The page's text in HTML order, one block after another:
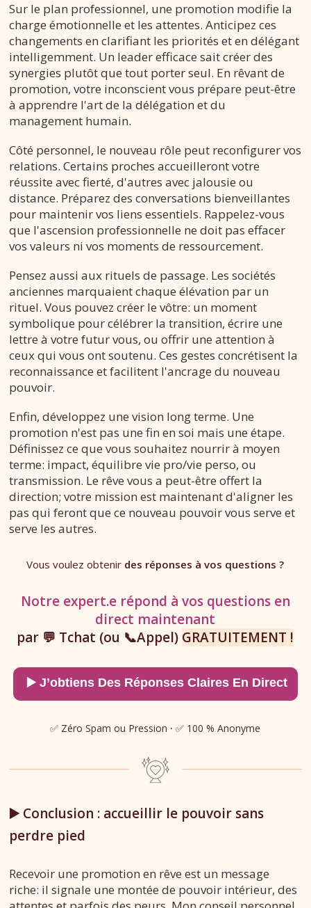
Sur le plan professionnel, une promotion modifie la
charge émotionnelle et les attentes. Anticipez ces
changements en clarifiant les priorités et en délégant
intelligemment. Un leader efficace sait créer des
synergies plutôt que tout porter seul. En rêvant de
promotion, votre inconscient vous prépare peut-être
à apprendre l'art de la délégation et du
management humain.
Côté personnel, le nouveau rôle peut reconfigurer vos
relations. Certains proches accueilleront votre
réussite avec fierté, d'autres avec jalousie ou
distance. Préparez des conversations bienveillantes
pour maintenir vos liens essentiels. Rappelez-vous
que l'ascension professionnelle ne doit pas effacer
vos valeurs ni vos moments de ressourcement.
Pensez aussi aux rituels de passage. Les sociétés
anciennes marquaient chaque élévation par un
rituel. Vous pouvez créer le vôtre: un moment
symbolique pour célébrer la transition, écrire une
lettre à votre futur vous, ou offrir une attention à
ceux qui vous ont soutenu. Ces gestes concrétisent la
reconnaissance et facilitent l'ancrage du nouveau
pouvoir.
Enfin, développez une vision long terme. Une
promotion n'est pas une fin en soi mais une étape.
Définissez ce que vous souhaitez nourrir à moyen
terme: impact, équilibre vie pro/vie perso, ou
transmission. Le rêve vous a peut-être offert la
direction; votre mission est maintenant d'aligner les
pas qui feront que ce nouveau pouvoir vous serve et
serve les autres.
Vous voulez obtenir des réponses à vos questions ?
Notre expert.e répond à vos questions en
direct maintenant
par 💬 Tchat (ou 📞Appel) GRATUITEMENT !
✅ Zéro Spam ou Pression ·✅ 100 % Anonyme
▶️ Conclusion : accueillir le pouvoir sans
perdre pied
Recevoir une promotion en rêve est un message
riche: il signale une montée de pouvoir intérieur, des